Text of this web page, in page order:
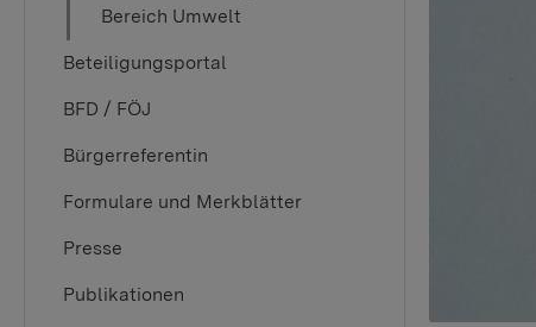
Bereich Umwelt
Beteiligungsportal
BFD / FÖJ
Bürgerreferentin
Formulare und Merkblätter
Presse
Publikationen